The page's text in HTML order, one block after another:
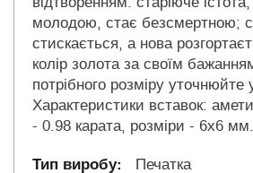
молодою, стає безсмертною;
стискається, а нова
колір золота за своїм
потрібного розміру уточнюйте
Характеристики вставок:
- 0.98 карата, розміри - 6х6 мм.
Печатка